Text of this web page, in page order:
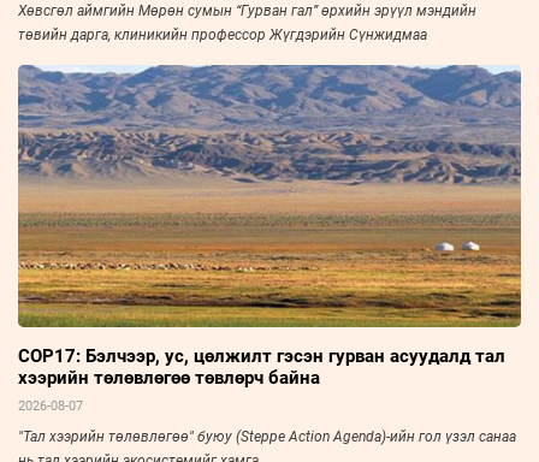
Хөвсгөл аймгийн Мөрөн сумын “Гурван гал” өрхийн эрүүл мэндийн
төвийн дарга, клиникийн профессор Жүгдэрийн Сүнжидмаа
COP17: Бэлчээр, ус, цөлжилт гэсэн гурван асуудалд тал
хээрийн төлөвлөгөө төвлөрч байна
2026-08-07
"Тал хээрийн төлөвлөгөө" буюу (Steppe Action Agenda)-ийн гол үзэл санаа